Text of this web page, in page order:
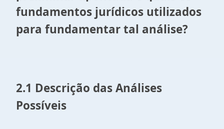
fundamentos jurídicos utilizados
para fundamentar tal análise?
2.1 Descrição das Análises
Possíveis